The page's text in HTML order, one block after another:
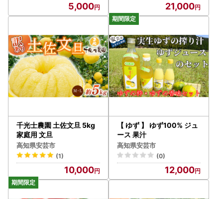
5,000 21,000
千光士農園 土佐文旦 5kg
家庭用 文旦
高知県安芸市
(1)
10,000
【 ゆず 】 ゆず100% ジュ
ース 果汁
高知県安芸市
(0)
12,000